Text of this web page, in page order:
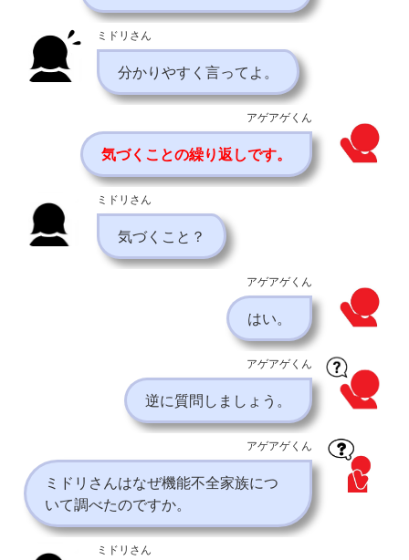
ミドリさん
分かりやすく言ってよ。
アゲアゲくん
気づくことの繰り返しです。
ミドリさん
気づくこと？
アゲアゲくん
はい。
アゲアゲくん
逆に質問しましょう。
アゲアゲくん
ミドリさんはなぜ機能不全家族につ
いて調べたのですか。
ミドリさん